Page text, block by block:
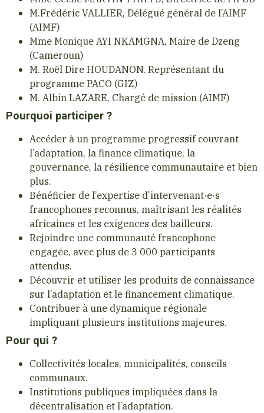
M.Frédéric VALLIER, Délégué général de l’AIMF
(AIMF)
Mme Monique AYI NKAMGNA, Maire de Dzeng
(Cameroun)
M. Roël Dire HOUDANON, Représentant du
programme PACO (GIZ)
M. Albin LAZARE, Chargé de mission (AIMF)
Pourquoi participer ?
Accéder à un programme progressif couvrant
l’adaptation, la finance climatique, la
gouvernance, la résilience communautaire et bien
plus.
Bénéficier de l’expertise d’intervenant·e·s
francophones reconnus, maîtrisant les réalités
africaines et les exigences des bailleurs.
Rejoindre une communauté francophone
engagée, avec plus de 3 000 participants
attendus.
Découvrir et utiliser les produits de connaissance
sur l’adaptation et le financement climatique.
Contribuer à une dynamique régionale
impliquant plusieurs institutions majeures.
Pour qui ?
Collectivités locales, municipalités, conseils
communaux.
Institutions publiques impliquées dans la
décentralisation et l’adaptation.